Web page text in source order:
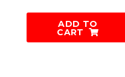
ADD TO
CART